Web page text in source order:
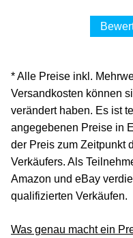
* Alle Preise inkl.
Versandkosten können
verändert haben. Es ist
angegebenen Preise in
der Preis zum Zeitpunkt
Verkäufers. Als
Amazon und eBay
qualifizierten Verkäufen.
Was genau macht ein